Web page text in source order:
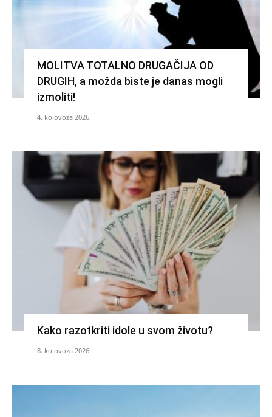
MOLITVA TOTALNO DRUGAČIJA OD
DRUGIH, a možda biste je danas mogli
izmoliti!
4. kolovoza 2026.
Kako razotkriti idole u svom životu?
8. kolovoza 2026.